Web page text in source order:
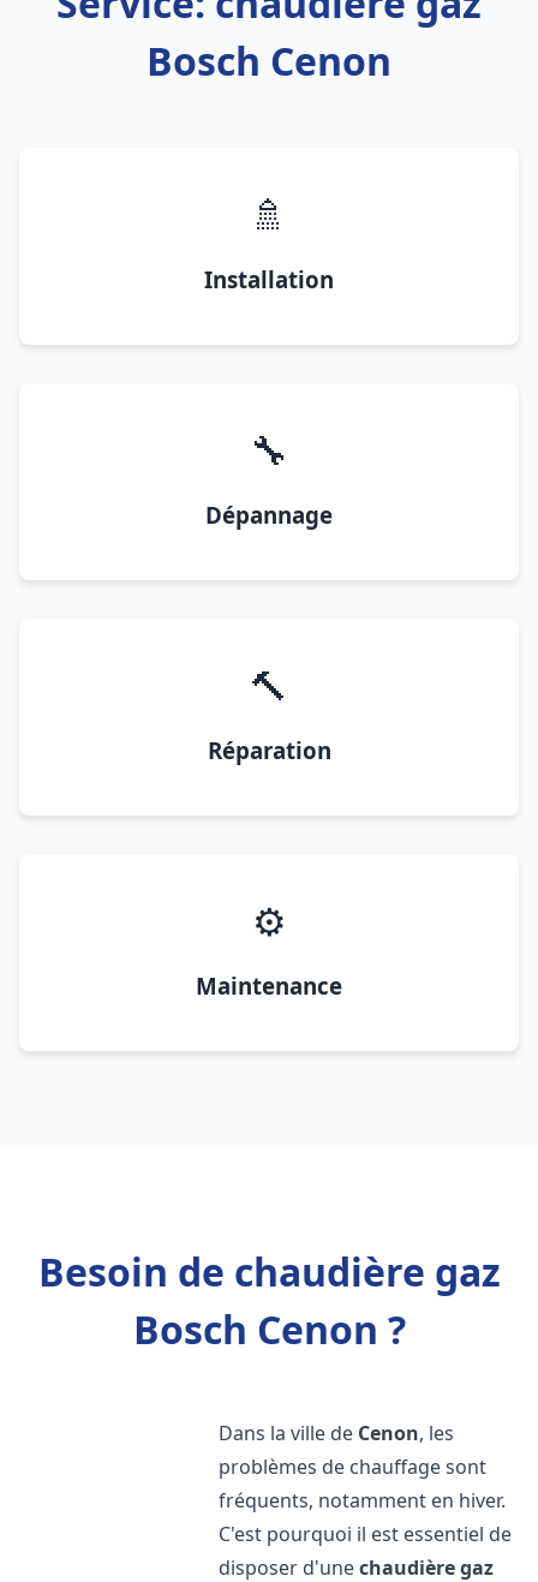
Bosch Cenon
🚿
Installation
🔧
Dépannage
🔨
Réparation
⚙️
Maintenance
Besoin de chaudière gaz
Bosch Cenon ?
Dans la ville de Cenon, les
problèmes de chauffage sont
fréquents, notamment en hiver.
C'est pourquoi il est essentiel de
disposer d'unechaudière gaz